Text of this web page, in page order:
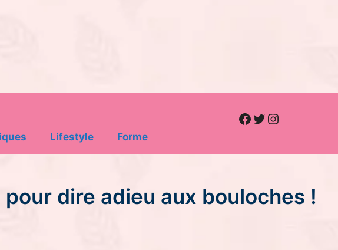
Lifestyle Forme
Facebook
Twitter
Instagram
dire adieu aux bouloches !